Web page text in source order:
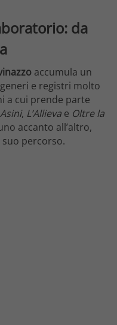
da
accumula un
e registri molto
a cui prende parte
, L’Allieva e Oltre la
accanto all’altro,
percorso.